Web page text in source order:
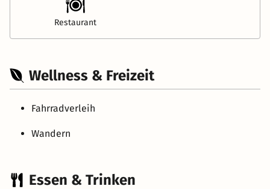
Restaurant
Wellness & Freizeit
Fahrradverleih
Wandern
Essen & Trinken